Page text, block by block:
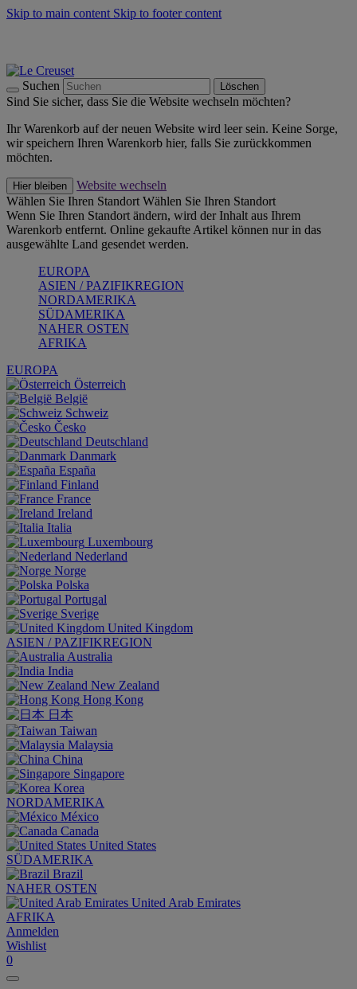
Skip to main content Skip to footer content
Suchen Löschen
Sind Sie sicher, dass Sie die Website wechseln möchten?
Ihr Warenkorb auf der neuen Website wird leer sein. Keine Sorge,
wir speichern Ihren Warenkorb hier, falls Sie zurückkommen
möchten.
Hier bleiben
Website wechseln
Wählen Sie Ihren Standort Wählen Sie Ihren Standort
Wenn Sie Ihren Standort ändern, wird der Inhalt aus Ihrem
Warenkorb entfernt. Online gekaufte Artikel können nur in das
ausgewählte Land gesendet werden.
EUROPA
ASIEN / PAZIFIKREGION
NORDAMERIKA
SÜDAMERIKA
NAHER OSTEN
AFRIKA
EUROPA
Österreich
België
Schweiz
Česko
Deutschland
Danmark
España
Finland
France
Ireland
Italia
Luxembourg
Nederland
Norge
Polska
Portugal
Sverige
United Kingdom
ASIEN / PAZIFIKREGION
Australia
India
New Zealand
Hong Kong
日本
Taiwan
Malaysia
China
Singapore
Korea
NORDAMERIKA
México
Canada
United States
SÜDAMERIKA
Brazil
NAHER OSTEN
United Arab Emirates
AFRIKA
Anmelden
Wishlist
0